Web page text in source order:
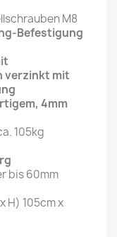
M8
Befestigung
verzinkt mit
4mm
105kg
bis 60mm
H) 105cm x